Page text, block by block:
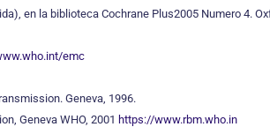
en la biblioteca Cochrane Plus2005 Numero 4.
emc
Geneva, 1996.
Geneva WHO, 2001 https://www.rbm.who.in